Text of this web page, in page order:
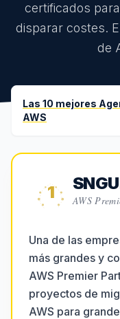
certificados
disparar costes.
de
Las 10 mejores
AWS
1 AWS
Una de las
más grandes y
AWS Premier
proyectos de
AWS para